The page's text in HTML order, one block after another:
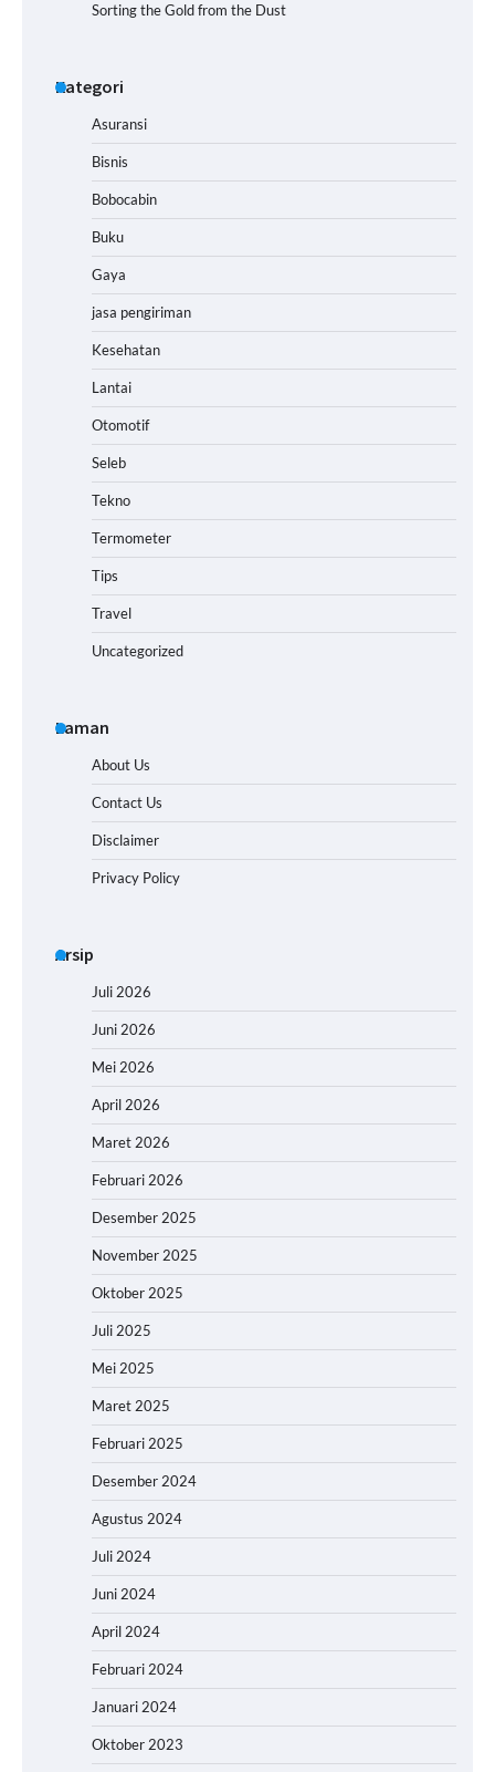
Sorting the Gold from the Dust
Kategori
Asuransi
Bisnis
Bobocabin
Buku
Gaya
jasa pengiriman
Kesehatan
Lantai
Otomotif
Seleb
Tekno
Termometer
Tips
Travel
Uncategorized
Laman
About Us
Contact Us
Disclaimer
Privacy Policy
Arsip
Juli 2026
Juni 2026
Mei 2026
April 2026
Maret 2026
Februari 2026
Desember 2025
November 2025
Oktober 2025
Juli 2025
Mei 2025
Maret 2025
Februari 2025
Desember 2024
Agustus 2024
Juli 2024
Juni 2024
April 2024
Februari 2024
Januari 2024
Oktober 2023